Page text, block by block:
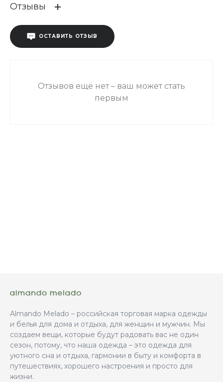
Отзывы
ОСТАВИТЬ ОТЗЫВ
Отзывов ещё нет – ваш может стать
первым
Almando Melado – российская торговая марка одежды
и белья для дома и отдыха, для женщин и мужчин. Мы
создаем вещи, которые будут радовать вас не один
сезон, потому, что наша одежда – это одежда для
уютного сна и отдыха, гармонии в быту и комфорта в
путешествиях, хорошего настроения и просто для
жизни.